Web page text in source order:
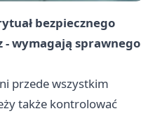
bezpiecznego
- wymagają sprawnego
przede wszystkim
także kontrolować